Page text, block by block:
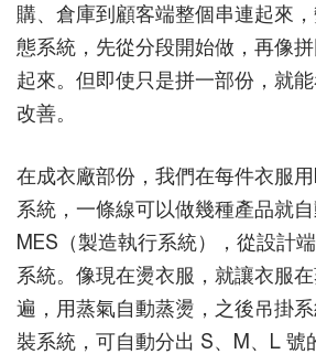
購、倉庫到顧客端整個串連起來
態系統，先從分段開始做，再像
起來。但即使只是拼一部份，就
改善。
在成衣廠部份，我們在每件衣服
系統，一條線可以做幾種產品就
MES（製造執行系統），從設計
系統。像現在燙衣服，就讓衣服
遍，用蒸氣自動蒸燙，之後吊掛
裝系統，可自動分出 S、M、L 號